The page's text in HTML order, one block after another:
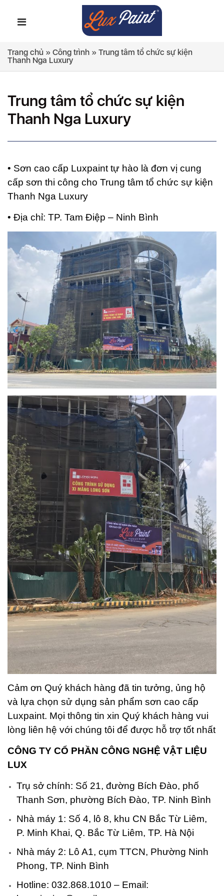
Trang chủ » Công trình » Trung tâm tổ chức sự kiện
Thanh Nga Luxury
Trung tâm tổ chức sự kiện
Thanh Nga Luxury
• Sơn cao cấp Luxpaint tự hào là đơn vị cung
cấp sơn thi công cho Trung tâm tổ chức sự kiện
Thanh Nga Luxury
• Địa chỉ: TP. Tam Điệp – Ninh Bình
Cảm ơn Quý khách hàng đã tin tưởng, ủng hộ
và lựa chọn sử dụng sản phẩm sơn cao cấp
Luxpaint. Mọi thông tin xin Quý khách hàng vui
lòng liên hệ với chúng tôi để được hỗ trợ tốt nhất
CÔNG TY CỔ PHẦN CÔNG NGHỆ VẬT LIỆU
LUX
Trụ sở chính: Số 21, đường Bích Đào, phố
Thanh Sơn, phường Bích Đào, TP. Ninh Bình
Nhà máy 1: Số 4, lô 8, khu CN Bắc Từ Liêm,
P. Minh Khai, Q. Bắc Từ Liêm, TP. Hà Nội
Nhà máy 2: Lô A1, cụm TTCN, Phường Ninh
Phong, TP. Ninh Bình
Hotline: 032.868.1010 – Email: